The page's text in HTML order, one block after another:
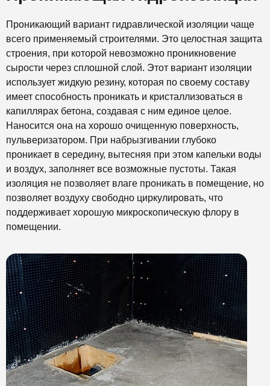
Проникающий вариант гидравлической изоляции чаще
всего применяемый строителями. Это целостная защита
строения, при которой невозможно проникновение
сырости через сплошной слой. Этот вариант изоляции
использует жидкую резину, которая по своему составу
имеет способность проникать и кристаллизоваться в
капиллярах бетона, создавая с ним единое целое.
Наносится она на хорошо очищенную поверхность,
пульверизатором. При набрызгивании глубоко
проникает в середину, вытесняя при этом капельки воды
и воздух, заполняет все возможные пустоты. Такая
изоляция не позволяет влаге проникать в помещение, но
позволяет воздуху свободно циркулировать, что
поддерживает хорошую микроскопическую флору в
помещении.